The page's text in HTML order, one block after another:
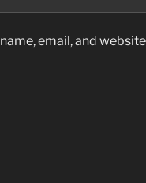
email, and